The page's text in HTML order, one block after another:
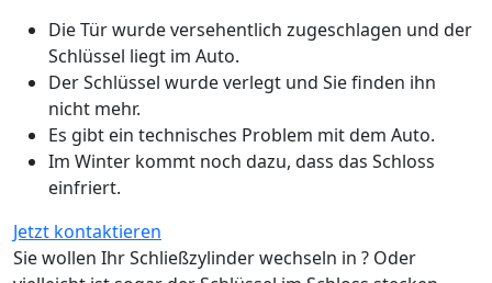
Die Tür wurde versehentlich zugeschlagen und der
Schlüssel liegt im Auto.
Der Schlüssel wurde verlegt und Sie finden ihn
nicht mehr.
Es gibt ein technisches Problem mit dem Auto.
Im Winter kommt noch dazu, dass das Schloss
einfriert.
Jetzt kontaktieren
Sie wollen Ihr Schließzylinder wechseln in ? Oder